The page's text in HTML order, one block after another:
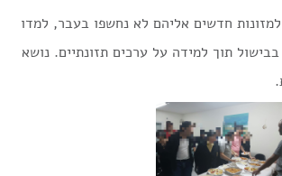
חדשים אליהם לא נחשפו בעבר, למדו
תוך למידה על ערכים תזונתיים. נושא